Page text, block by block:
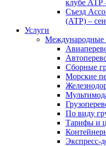
клубе АТР
Съезд
(АТР) –
Услуги
Международные
Сборные
Морские
По виду
Тарифы и
Экспресс-